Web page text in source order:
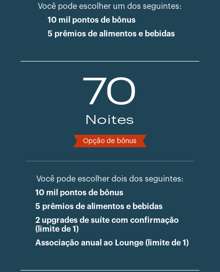
Você pode escolher um dos seguintes:
10 mil pontos de bônus
5 prêmios de alimentos e bebidas
70
Noites
Você pode escolher dois dos seguintes:
10 mil pontos de bônus
5 prêmios de alimentos e bebidas
2 upgrades de suíte com confirmação
(limite de 1)
Associação anual ao Lounge (limite de 1)
Opção de bônus